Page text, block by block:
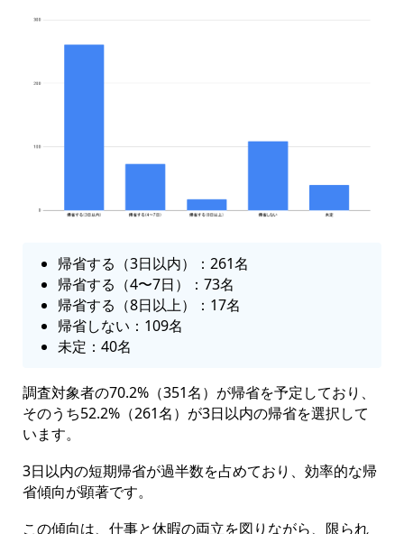
帰省する（3日以内）：261名
帰省する（4〜7日）：73名
帰省する（8日以上）：17名
帰省しない：109名
未定：40名
調査対象者の70.2%（351名）が帰省を予定しており、
そのうち52.2%（261名）が3日以内の帰省を選択して
います。
3日以内の短期帰省が過半数を占めており、効率的な帰
省傾向が顕著です。
この傾向は、仕事と休暇の両立を図りながら、限られ